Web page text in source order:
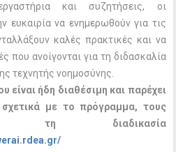
και συζητήσεις, οι
ευκαιρία να ενημερωθούν για τις
καλές πρακτικές και να
που ανοίγονται για τη διδασκαλία
τεχνητής νοημοσύνης.
είναι ήδη διαθέσιμη και παρέχει
σχετικά με το πρόγραμμα, τους
τη διαδικασία